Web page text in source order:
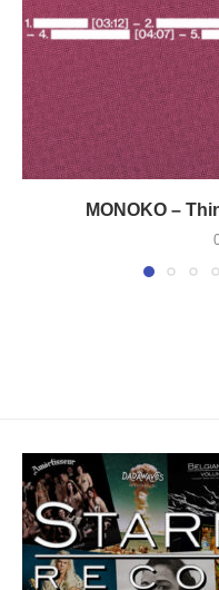
MONOKO –